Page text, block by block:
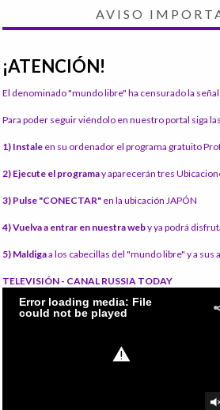
AVISO
¡ATENCIÓN!
El denominado "mundo libre" ha censurado la señal
Para poder seguir viéndolo en nuestro portal siga
1) Instale en su ordenador el programa gratuito
2) Ejecute el programay aparecerán tres
3) Pulse "CONECTAR" en la ubicación JAPÓN
4) Vuelva a entrar en nuestra weby ya podrá
5) Maldigaa los cabecillas del "mundo libre" y a sus
TELEVISIÓN - CANAL RUSSIA TODAY